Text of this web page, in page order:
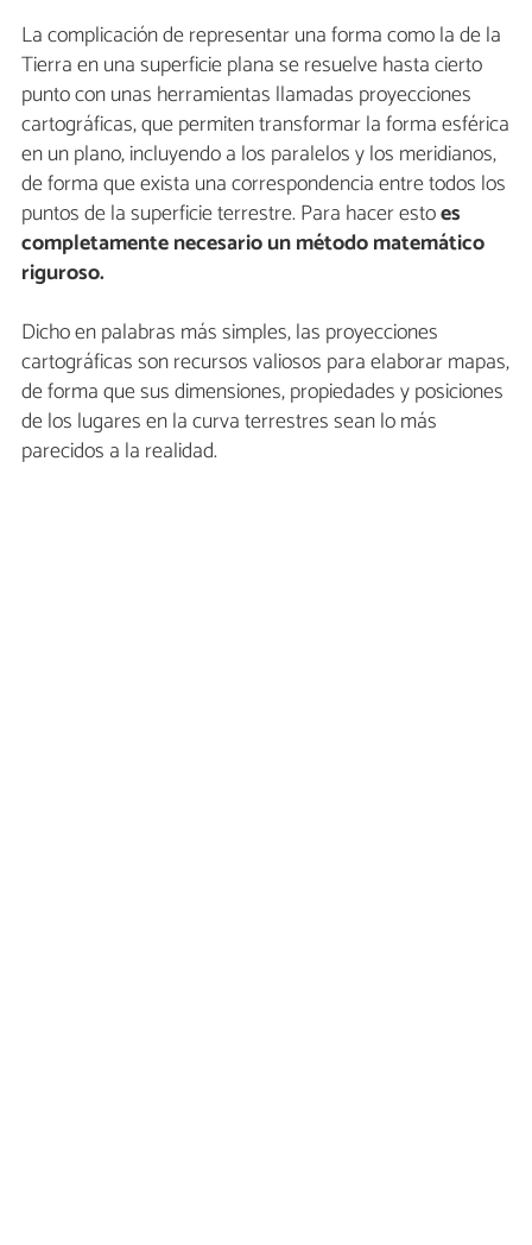
La complicación de representar una forma como la de la
Tierra en una superficie plana se resuelve hasta cierto
punto con unas herramientas llamadas proyecciones
cartográficas, que permiten transformar la forma esférica
en un plano, incluyendo a los paralelos y los meridianos,
de forma que exista una correspondencia entre todos los
puntos de la superficie terrestre. Para hacer estoes
completamente necesario un método matemático
riguroso.
Dicho en palabras más simples, las proyecciones
cartográficas son recursos valiosos para elaborar mapas,
de forma que sus dimensiones, propiedades y posiciones
de los lugares en la curva terrestres sean lo más
parecidos a la realidad.